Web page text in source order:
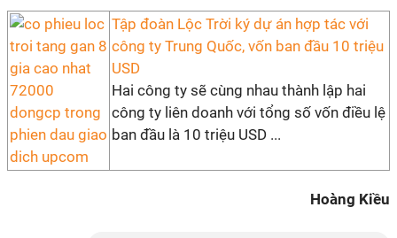
Tập đoàn Lộc Trời ký dự án hợp tác với
công ty Trung Quốc, vốn ban đầu 10 triệu
USD
Hai công ty sẽ cùng nhau thành lập hai
công ty liên doanh với tổng số vốn điều lệ
ban đầu là 10 triệu USD ...
Hoàng Kiều